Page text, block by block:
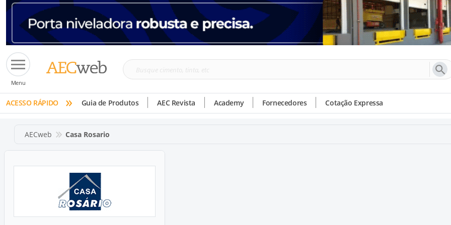
Menu
Busque
tinta,
etc
ACESSO RÁPIDO » Guia de Produtos AEC Revista Academy Fornecedores Cotação Expressa
AECweb Casa Rosario